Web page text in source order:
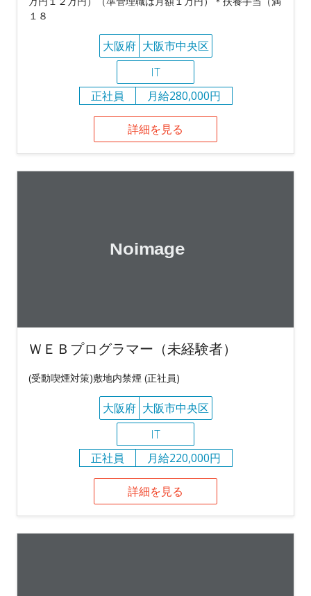
１８
大阪府 大阪市中央区
IT
正社員
月給280,000円
詳細を見る
ＷＥＢプログラマー（未経験者）
(受動喫煙対策)敷地内禁煙 (正社員)
大阪府 大阪市中央区
IT
正社員
月給220,000円
詳細を見る